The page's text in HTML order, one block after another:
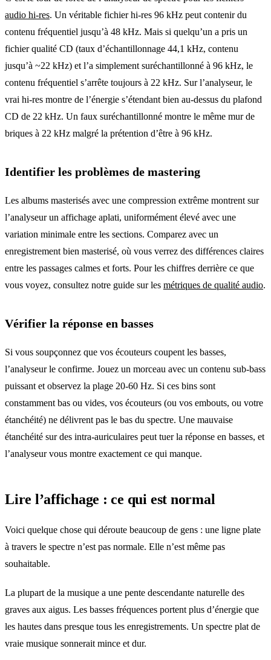
audio hi-res. Un véritable fichier hi-res 96 kHz peut contenir du
contenu fréquentiel jusqu’à 48 kHz. Mais si quelqu’un a pris un
fichier qualité CD (taux d’échantillonnage 44,1 kHz, contenu
jusqu’à ~22 kHz) et l’a simplement suréchantillonné à 96 kHz, le
contenu fréquentiel s’arrête toujours à 22 kHz. Sur l’analyseur, le
vrai hi-res montre de l’énergie s’étendant bien au-dessus du plafond
CD de 22 kHz. Un faux suréchantillonné montre le même mur de
briques à 22 kHz malgré la prétention d’être à 96 kHz.
Identifier les problèmes de mastering
Les albums masterisés avec une compression extrême montrent sur
l’analyseur un affichage aplati, uniformément élevé avec une
variation minimale entre les sections. Comparez avec un
enregistrement bien masterisé, où vous verrez des différences claires
entre les passages calmes et forts. Pour les chiffres derrière ce que
vous voyez, consultez notre guide sur les métriques de qualité audio.
Vérifier la réponse en basses
Si vous soupçonnez que vos écouteurs coupent les basses,
l’analyseur le confirme. Jouez un morceau avec un contenu sub-bass
puissant et observez la plage 20-60 Hz. Si ces bins sont
constamment bas ou vides, vos écouteurs (ou vos embouts, ou votre
étanchéité) ne délivrent pas le bas du spectre. Une mauvaise
étanchéité sur des intra-auriculaires peut tuer la réponse en basses, et
l’analyseur vous montre exactement ce qui manque.
Lire l’affichage : ce qui est normal
Voici quelque chose qui déroute beaucoup de gens : une ligne plate
à travers le spectre n’est pas normale. Elle n’est même pas
souhaitable.
La plupart de la musique a une pente descendante naturelle des
graves aux aigus. Les basses fréquences portent plus d’énergie que
les hautes dans presque tous les enregistrements. Un spectre plat de
vraie musique sonnerait mince et dur.